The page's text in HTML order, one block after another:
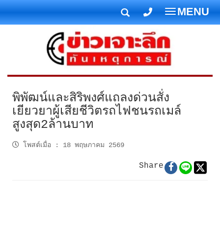
T
o
g
g
l
e
v
t
MENU
พิพัฒน์และสิริพงศ์แถลงด่วนสั่ง
เยียวยาผู้เสียชีวิตรถไฟชนรถเมล์
สูงสุด2ล้านบาท
โพสต์เมื่อ : 18 พฤษภาคม 2569
Share